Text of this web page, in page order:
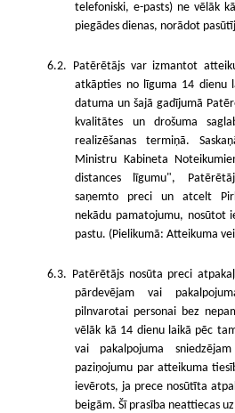
telefoniski, e-pasts) ne vēlāk
piegādes dienas, norādot
6.2. Patērētājs var izmantot
atkāpties no līguma 14 dienu
datuma un šajā gadījumā
kvalitātes un drošuma
realizēšanas termiņā.
Ministru Kabineta
distances līgumu",
saņemto preci un atcelt
nekādu pamatojumu, nosūtot
pastu. (Pielikumā: Atteikuma
6.3. Patērētājs nosūta preci
pārdevējam vai
pilnvarotai personai bez
vēlāk kā 14 dienu laikā pēc
vai pakalpojuma
paziņojumu par atteikuma
ievērots, ja prece nosūtīta
beigām. Šī prasība neattiecas